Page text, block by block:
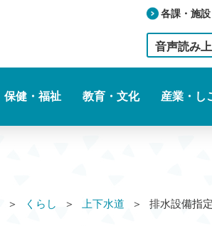
各課・施設
音声読み
保健・福祉 教育・文化 産業・し
くらし 上下水道 排水設備指